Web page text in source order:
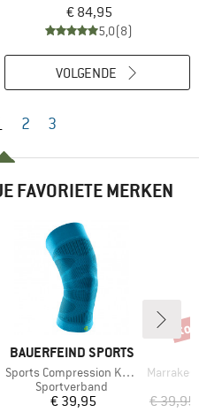
€ 84,95
5,0(8)
2 3
VOLGENDE
FAVORIETE MERKEN
MERK
BAUERFEIND SPORTS
Artikel
Sports Compression Knee Support
Productgroep
Sportverband
Prijs
€ 39,95
Artikel
Marrakesh
€ 39,95